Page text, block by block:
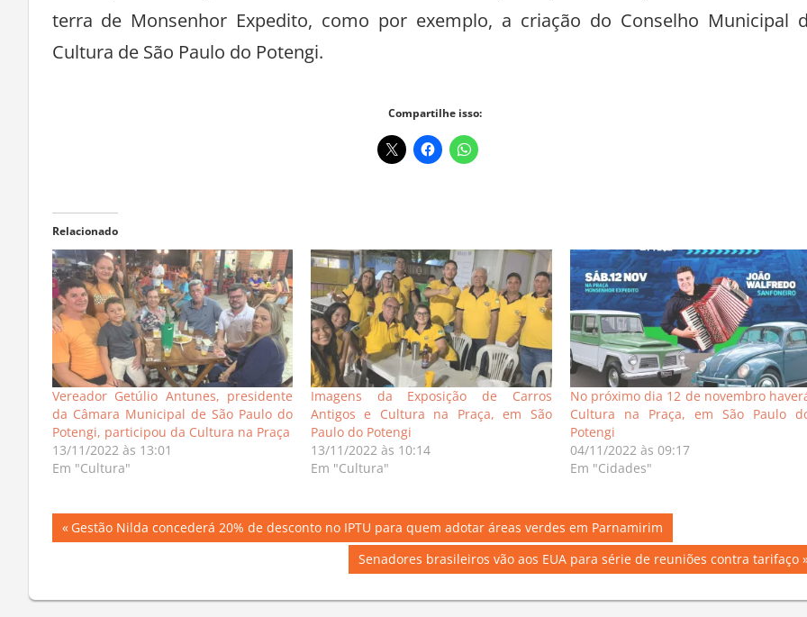
terra de Monsenhor Expedito, como por exemplo, a criação do Conselho Municipal
Cultura de São Paulo do Potengi.
Compartilhe isso:
Relacionado
Vereador Getúlio Antunes, presidente
da Câmara Municipal de São Paulo do
Potengi, participou da Cultura na Praça
13/11/2022 às 13:01
Em "Cultura"
Imagens da Exposição de Carros
Antigos e Cultura na Praça, em São
Paulo do Potengi
13/11/2022 às 10:14
Em "Cultura"
No próximo dia 12 de novembro
Cultura na Praça, em São Paulo
Potengi
04/11/2022 às 09:17
Em "Cidades"
Navegação
Post
Previous
Post:
Gestão Nilda concederá 20% de desconto no IPTU para quem adotar áreas verdes em Parnamirim
Next
Senadores brasileiros vão aos EUA para série de reuniões contra tarifaço